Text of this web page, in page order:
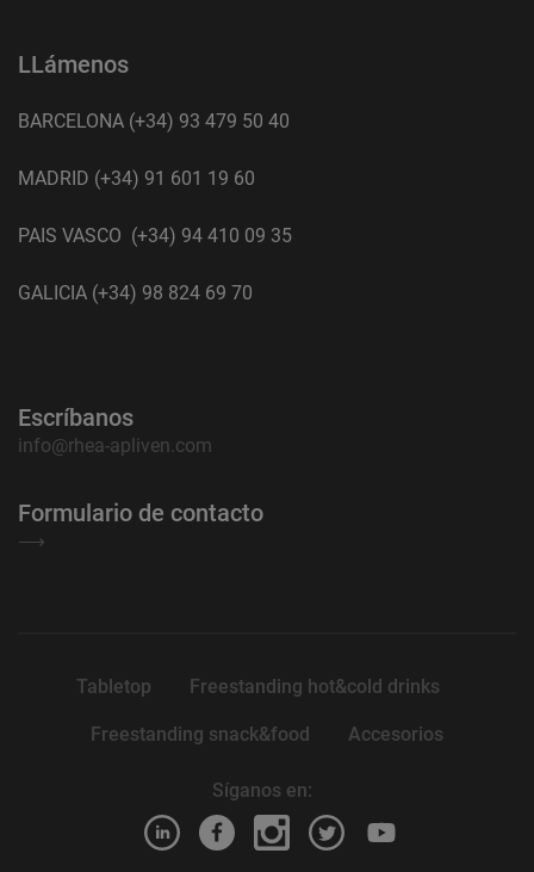
LLámenos
BARCELONA (+34) 93 479 50 40
MADRID (+34) 91 601 19 60
PAIS VASCO (+34) 94 410 09 35
GALICIA (+34) 98 824 69 70
Escríbanos
info@rhea-apliven.com
Formulario de contacto
⟶
Tabletop Freestanding hot&cold drinks
Freestanding snack&food Accesorios
Síganos en: